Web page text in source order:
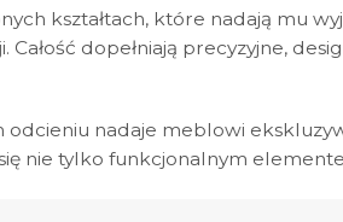
kształtach, które nadają mu
dopełniają precyzyjne,
nadaje meblowi
nie tylko funkcjonalnym